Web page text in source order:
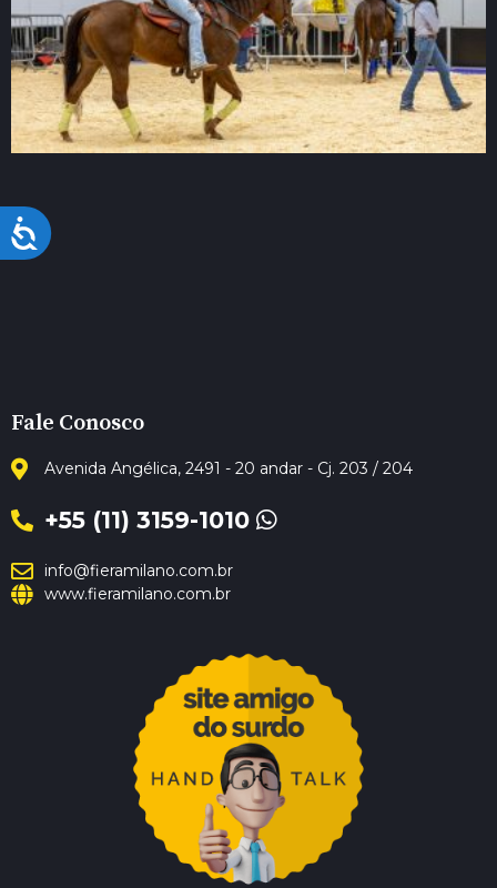
Acessibilidade
Fale Conosco
Avenida Angélica, 2491 - 20 andar - Cj. 203 / 204
+55 (11) 3159-1010
info@fieramilano.com.br
www.fieramilano.com.br